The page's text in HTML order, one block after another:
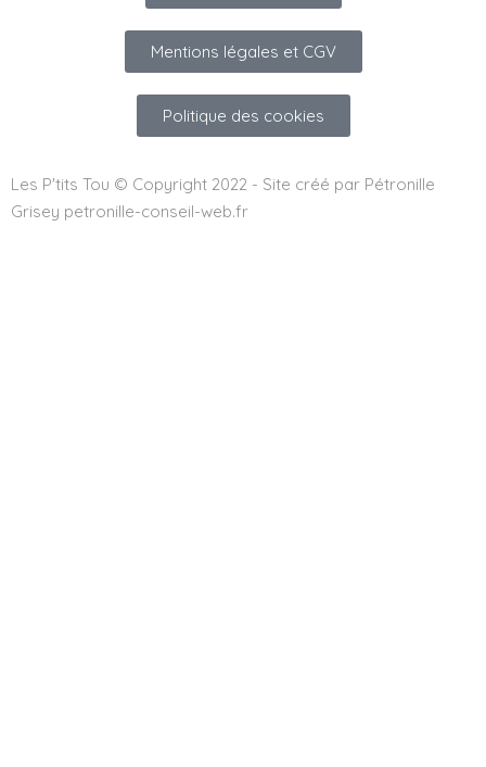
Mentions légales et CGV
Politique des cookies
Les P'tits Tou © Copyright 2022 - Site créé par Pétronille
Grisey petronille-conseil-web.fr